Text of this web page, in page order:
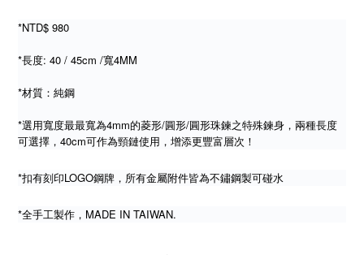
*NTD$ 980
*長度: 40 / 45cm /寬4MM
*材質：純鋼
*選用寬度最最寬為4mm的菱形/圓形/圓形珠鍊之特殊鍊身，兩種長度
可選擇，40cm可作為頸鏈使用，增添更豐富層次！
*扣有刻印LOGO鋼牌，所有金屬附件皆為不鏽鋼製可碰水
*全手工製作，MADE IN TAIWAN.